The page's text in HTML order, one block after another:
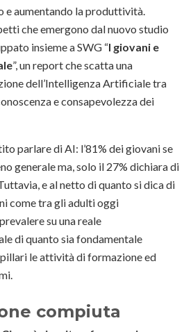
e aumentando la produttività.
che emergono dal nuovo studio
insieme a SWG “I giovani e
”, un report che scatta una
dell’Intelligenza Artificiale tra
e consapevolezza dei
parlare di AI: l’81% dei giovani se
generale ma, solo il 27% dichiara di
e al netto di quanto si dica di
come tra gli adulti oggi
su una reale
di quanto sia fondamentale
le attività di formazione ed
compiuta